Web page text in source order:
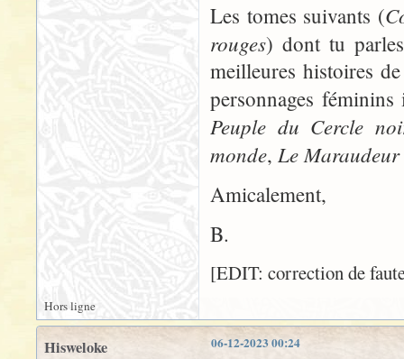
Les tomes suivants (
rouges) dont tu
meilleures histoires
personnages
Peuple du Cercle
monde, Le
Amicalement,
B.
[EDIT: correction de
Hors ligne
06-12-2023 00:24
Hisweloke